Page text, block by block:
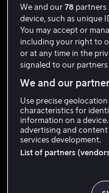
We and our78 partners
device, such as unique
You may accept or
including your right to
or at any time in the
signaled to our
We and our
Use precise
characteristics for
information on a
advertising and content
services development.
List of partners